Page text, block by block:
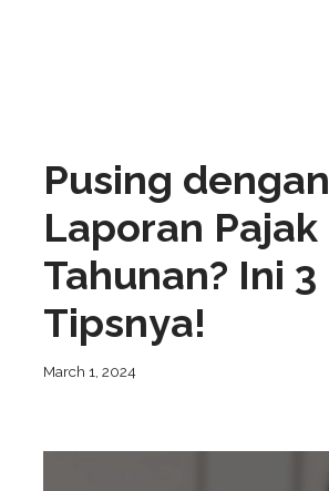
Pusing dengan
Laporan Pajak
Tahunan? Ini 3
Tipsnya!
March 1, 2024